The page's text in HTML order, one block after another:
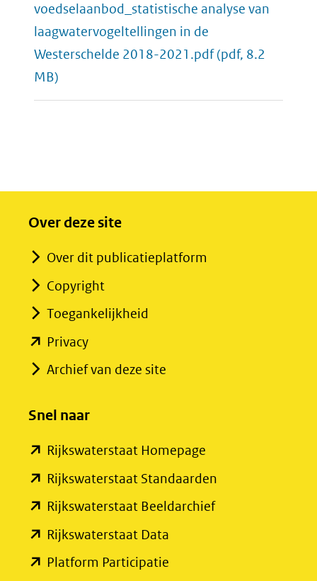
voedselaanbod_statistische analyse van
laagwatervogeltellingen in de
Westerschelde 2018-2021.pdf(pdf, 8.2
MB)
Over deze site
Over dit publicatieplatform
Copyright
Toegankelijkheid
Privacy(opent
in
venster)
naar
een
andere
Archief van deze site
Snel naar
Rijkswaterstaat Homepage
in
Rijkswaterstaat Standaarden
Rijkswaterstaat Beeldarchief(opent
Rijkswaterstaat Data
Platform Participatie